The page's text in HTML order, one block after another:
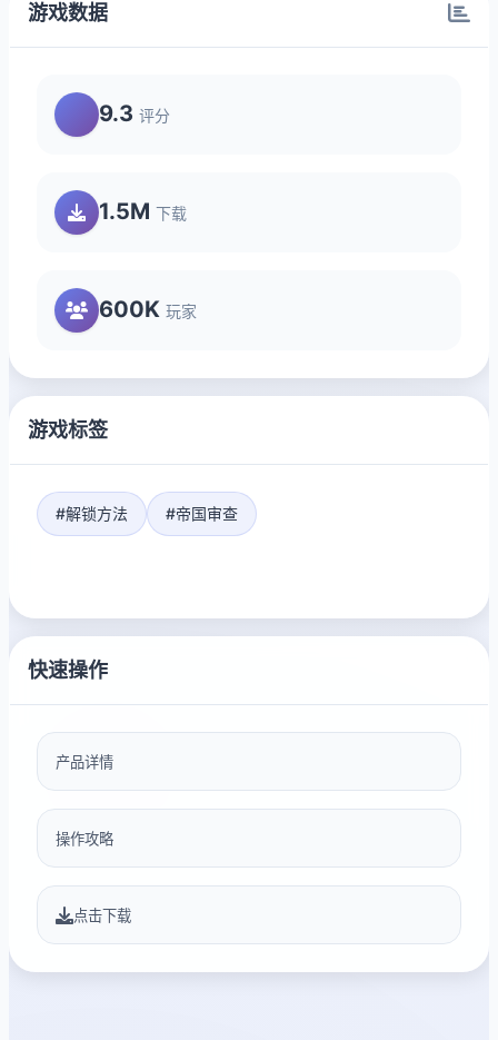
游戏数据
9.3 评分
1.5M 下载
600K 玩家
游戏标签
#解锁方法 #帝国审查
快速操作
产品详情
操作攻略
点击下载